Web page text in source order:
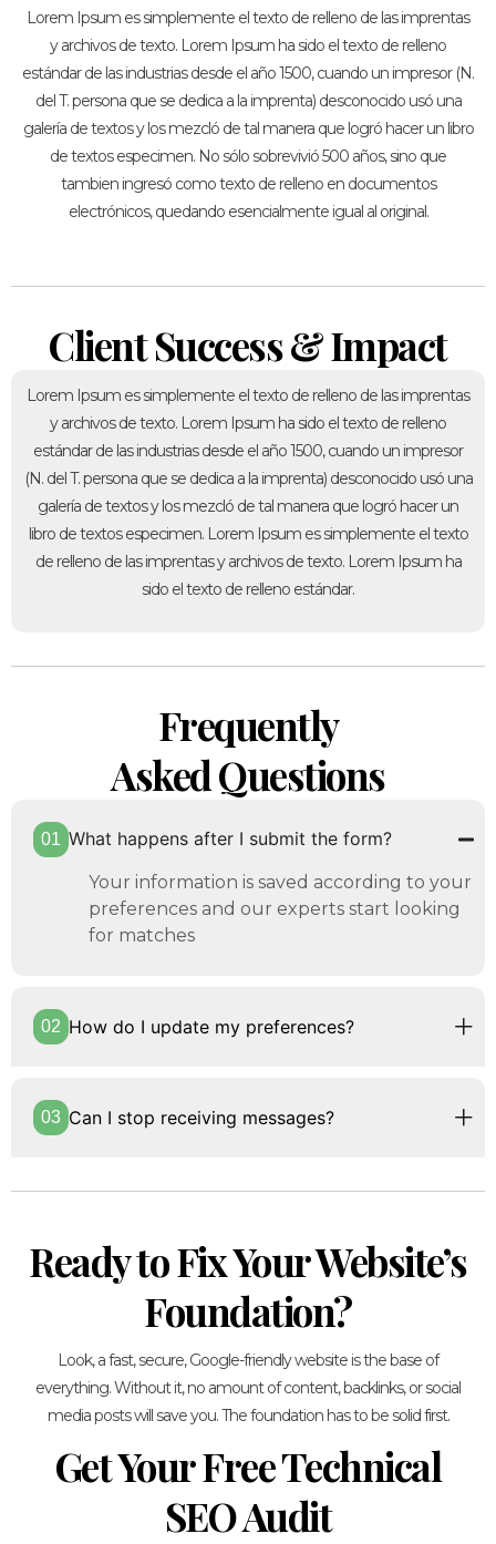
Lorem Ipsum es simplemente el texto de relleno de las imprentas
y archivos de texto. Lorem Ipsum ha sido el texto de relleno
estándar de las industrias desde el año 1500, cuando un impresor (N.
del T. persona que se dedica a la imprenta) desconocido usó una
galería de textos y los mezcló de tal manera que logró hacer un libro
de textos especimen. No sólo sobrevivió 500 años, sino que
tambien ingresó como texto de relleno en documentos
electrónicos, quedando esencialmente igual al original.
Client Success & Impact
Lorem Ipsum es simplemente el texto de relleno de las imprentas
y archivos de texto. Lorem Ipsum ha sido el texto de relleno
estándar de las industrias desde el año 1500, cuando un impresor
(N. del T. persona que se dedica a la imprenta) desconocido usó una
galería de textos y los mezcló de tal manera que logró hacer un
libro de textos especimen. Lorem Ipsum es simplemente el texto
de relleno de las imprentas y archivos de texto. Lorem Ipsum ha
sido el texto de relleno estándar.
Frequently
Asked Questions
What happens after I submit the form?
Your information is saved according to your
preferences and our experts start looking
for matches
How do I update my preferences?
Can I stop receiving messages?
Ready to Fix Your Website’s
Foundation?
Look, a fast, secure, Google-friendly website is the base of
everything. Without it, no amount of content, backlinks, or social
media posts will save you. The foundation has to be solid first.
Get Your Free Technical
SEO Audit